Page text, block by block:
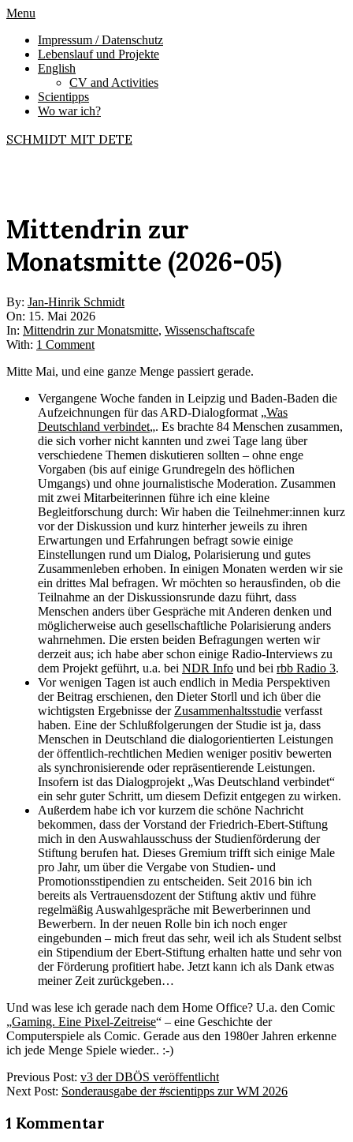
Skip
content
Primary
Menu
Menu
Impressum / Datenschutz
Lebenslauf und Projekte
English
CV and Activities
Scientipps
Wo war ich?
SCHMIDT MIT DETE
Mittendrin zur
Monatsmitte (2026-05)
By: Jan-Hinrik Schmidt
On: 15. Mai 2026
In: Mittendrin zur Monatsmitte, Wissenschaftscafe
With: 1 Comment
Mitte Mai, und eine ganze Menge passiert gerade.
Vergangene Woche fanden in Leipzig und Baden-Baden die
Aufzeichnungen für das ARD-Dialogformat „Was
Deutschland verbindet„. Es brachte 84 Menschen zusammen,
die sich vorher nicht kannten und zwei Tage lang über
verschiedene Themen diskutieren sollten – ohne enge
Vorgaben (bis auf einige Grundregeln des höflichen
Umgangs) und ohne journalistische Moderation. Zusammen
mit zwei Mitarbeiterinnen führe ich eine kleine
Begleitforschung durch: Wir haben die Teilnehmer:innen kurz
vor der Diskussion und kurz hinterher jeweils zu ihren
Erwartungen und Erfahrungen befragt sowie einige
Einstellungen rund um Dialog, Polarisierung und gutes
Zusammenleben erhoben. In einigen Monaten werden wir sie
ein drittes Mal befragen. Wr möchten so herausfinden, ob die
Teilnahme an der Diskussionsrunde dazu führt, dass
Menschen anders über Gespräche mit Anderen denken und
möglicherweise auch gesellschaftliche Polarisierung anders
wahrnehmen. Die ersten beiden Befragungen werten wir
derzeit aus; ich habe aber schon einige Radio-Interviews zu
dem Projekt geführt, u.a. bei NDR Info und bei rbb Radio 3.
Vor wenigen Tagen ist auch endlich in Media Perspektiven
der Beitrag erschienen, den Dieter Storll und ich über die
wichtigsten Ergebnisse der Zusammenhaltsstudie verfasst
haben. Eine der Schlußfolgerungen der Studie ist ja, dass
Menschen in Deutschland die dialogorientierten Leistungen
der öffentlich-rechtlichen Medien weniger positiv bewerten
als synchronisierende oder repräsentierende Leistungen.
Insofern ist das Dialogprojekt „Was Deutschland verbindet“
ein sehr guter Schritt, um diesem Defizit entgegen zu wirken.
Außerdem habe ich vor kurzem die schöne Nachricht
bekommen, dass der Vorstand der Friedrich-Ebert-Stiftung
mich in den Auswahlausschuss der Studienförderung der
Stiftung berufen hat. Dieses Gremium trifft sich einige Male
pro Jahr, um über die Vergabe von Studien- und
Promotionsstipendien zu entscheiden. Seit 2016 bin ich
bereits als Vertrauensdozent der Stiftung aktiv und führe
regelmäßig Auswahlgespräche mit Bewerberinnen und
Bewerbern. In der neuen Rolle bin ich noch enger
eingebunden – mich freut das sehr, weil ich als Student selbst
ein Stipendium der Ebert-Stiftung erhalten hatte und sehr von
der Förderung profitiert habe. Jetzt kann ich als Dank etwas
meiner Zeit zurückgeben…
Und was lese ich gerade nach dem Home Office? U.a. den Comic
„Gaming. Eine Pixel-Zeitreise“ – eine Geschichte der
Computerspiele als Comic. Gerade aus den 1980er Jahren erkenne
ich jede Menge Spiele wieder.. :-)
2026-
05-
Previous Post: v3 der DBÖS veröffentlicht
Next Post: Sonderausgabe der #scientipps zur WM 2026
1 Kommentar